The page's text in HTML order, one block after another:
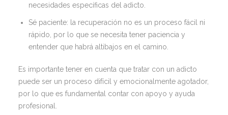
necesidades específicas del adicto.
Sé paciente: la recuperación no es un proceso fácil ni
rápido, por lo que se necesita tener paciencia y
entender que habrá altibajos en el camino.
Es importante tener en cuenta que tratar con un adicto
puede ser un proceso difícil y emocionalmente agotador,
por lo que es fundamental contar con apoyo y ayuda
profesional.